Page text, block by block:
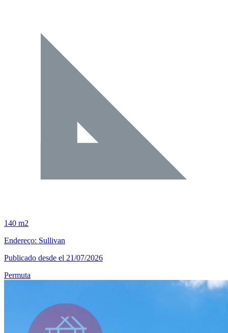
140 m2
Endereço: Sullivan
Publicado desde el 21/07/2026
Permuta